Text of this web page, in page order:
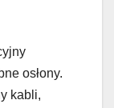
osłony.
kabli,